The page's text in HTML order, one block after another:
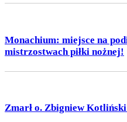
Monachium: miejsce na
mistrzostwach piłki nożnej!
Zmarł o. Zbigniew Kotliński